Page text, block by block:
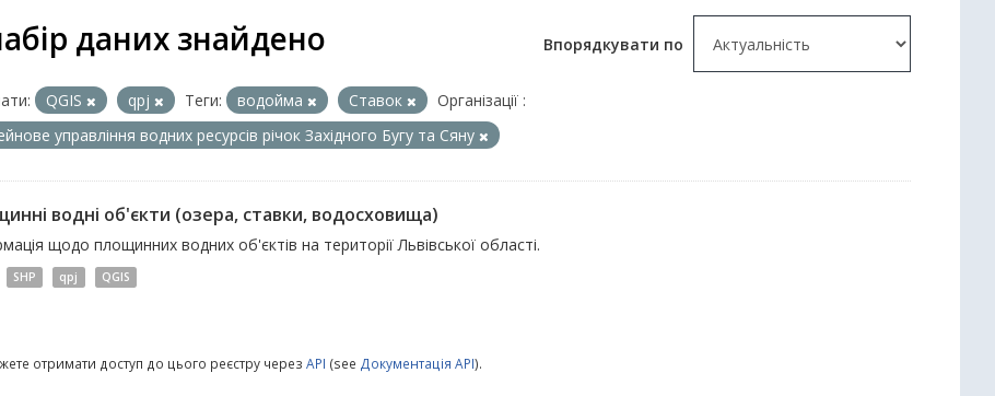
Впорядкувати по
даних знайдено
QGIS qpj Теги: водойма Ставок
Організації :
управління водних ресурсів річок Західного Бугу та Сяну
водні об'єкти (озера, ставки, водосховища)
щодо площинних водних об'єктів на території Львівської області.
SHP qpj QGIS
отримати доступ до цього реєстру через API (see Документація API).